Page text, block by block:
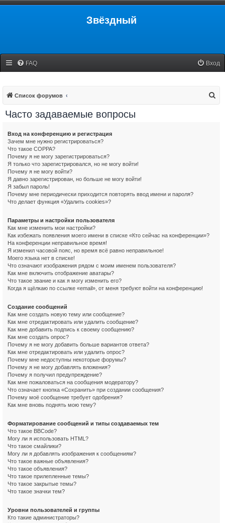
Звёздный
FAQ Вход
Список форумов
Часто задаваемые вопросы
Вход на конференцию и регистрация
Зачем мне нужно регистрироваться?
Что такое COPPA?
Почему я не могу зарегистрироваться?
Я только что зарегистрировался, но не могу войти!
Почему я не могу войти?
Я давно зарегистрирован, но больше не могу войти!
Я забыл пароль!
Почему мне периодически приходится повторять ввод имени и пароля?
Что делает функция «Удалить cookies»?
Параметры и настройки пользователя
Как мне изменить мои настройки?
Как избежать появления моего имени в списке «Кто сейчас на конференции»?
На конференции неправильное время!
Я изменил часовой пояс, но время всё равно неправильное!
Моего языка нет в списке!
Что означают изображения рядом с моим именем пользователя?
Как мне включить отображение аватары?
Что такое звание и как я могу изменить его?
Когда я щёлкаю по ссылке «email», от меня требуют войти на конференцию!
Создание сообщений
Как мне создать новую тему или сообщение?
Как мне отредактировать или удалить сообщение?
Как мне добавить подпись к своему сообщению?
Как мне создать опрос?
Почему я не могу добавить больше вариантов ответа?
Как мне отредактировать или удалить опрос?
Почему мне недоступны некоторые форумы?
Почему я не могу добавлять вложения?
Почему я получил предупреждение?
Как мне пожаловаться на сообщения модератору?
Что означает кнопка «Сохранить» при создании сообщения?
Почему моё сообщение требует одобрения?
Как мне вновь поднять мою тему?
Форматирование сообщений и типы создаваемых тем
Что такое BBCode?
Могу ли я использовать HTML?
Что такое смайлики?
Могу ли я добавлять изображения к сообщениям?
Что такое важные объявления?
Что такое объявления?
Что такое прилепленные темы?
Что такое закрытые темы?
Что такое значки тем?
Уровни пользователей и группы
Кто такие администраторы?